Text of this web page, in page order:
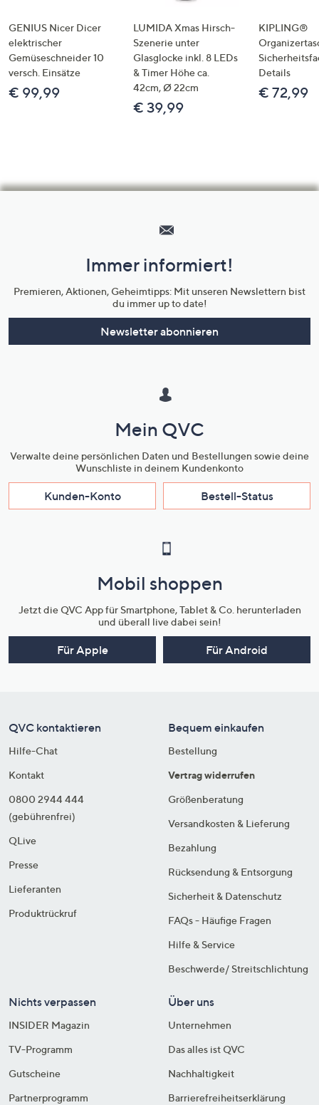
GENIUS Nicer Dicer
elektrischer
Gemüseschneider 10
versch. Einsätze
€ 99,99
LUMIDA Xmas Hirsch-
Szenerie unter
Glasglocke inkl. 8 LEDs
& Timer Höhe ca.
42cm, Ø 22cm
€ 39,99
KIPLING®
Details
€ 72,99
Unternehmensinformationen
Immer informiert!
Premieren, Aktionen, Geheimtipps: Mit unseren Newslettern bist
du immer up to date!
Newsletter abonnieren
Mein QVC
Verwalte deine persönlichen Daten und Bestellungen sowie deine
Wunschliste in deinem Kundenkonto
Kunden-Konto Bestell-Status
Mobil shoppen
Jetzt die QVC App für Smartphone, Tablet & Co. herunterladen
und überall live dabei sein!
Für Apple Für Android
QVC kontaktieren
Hilfe-Chat
Kontakt
0800 2944 444
(gebührenfrei)
QLive
Presse
Lieferanten
Produktrückruf
Bequem einkaufen
Bestellung
Vertrag widerrufen
Größenberatung
Versandkosten & Lieferung
Bezahlung
Rücksendung & Entsorgung
Sicherheit & Datenschutz
FAQs - Häufige Fragen
Hilfe & Service
Beschwerde/ Streitschlichtung
Nichts verpassen
INSIDER Magazin
TV-Programm
Gutscheine
Partnerprogramm
Über uns
Unternehmen
Das alles ist QVC
Nachhaltigkeit
Barrierefreiheitserklärung